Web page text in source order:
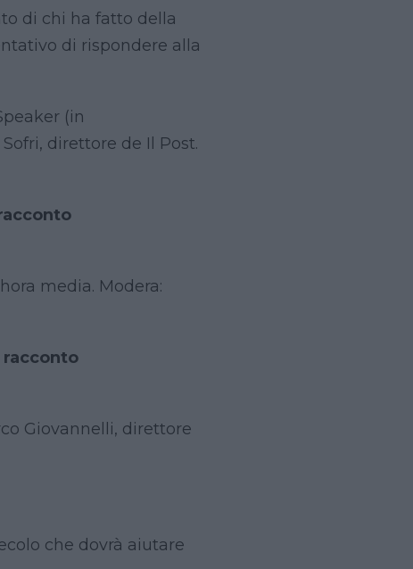
di chi ha fatto della
di rispondere alla
(in
direttore de Il Post.
media. Modera:
racconto
Giovannelli, direttore
che dovrà aiutare